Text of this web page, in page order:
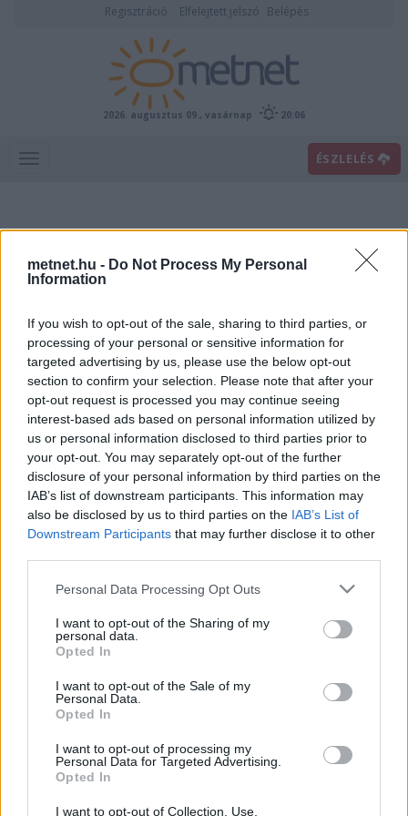
metnet.hu - Do Not Process My Personal
Information
If you wish to opt-out of the sale, sharing to third parties, or
processing of your personal or sensitive information for
targeted advertising by us, please use the below opt-out
section to confirm your selection. Please note that after your
opt-out request is processed you may continue seeing
interest-based ads based on personal information utilized by
us or personal information disclosed to third parties prior to
your opt-out. You may separately opt-out of the further
disclosure of your personal information by third parties on the
IAB’s list of downstream participants. This information may
also be disclosed by us to third parties on the IAB’s List of
Downstream Participants that may further disclose it to other
Please note that this website/app uses one or more Google
not limited to your visit or usage behaviour. You may click to
grant or deny consent to Google and its third-party tags to
use your data for below specified purposes in below Google
consent section.
Personal Data Processing Opt Outs
I want to opt-out of the Sharing of my
personal data.
Opted In
I want to opt-out of the Sale of my
Personal Data.
Opted In
I want to opt-out of processing my
Personal Data for Targeted Advertising.
Opted In
I want to opt-out of Collection, Use,
Regisztráció Elfelejtett jelszó Belépés
2026. augusztus 09., vasárnap 20:06
ÉSZLELÉS
Sok napsütés, kedden tetőző forrósággal
2026. augusztus 09., vasárnap 10:05 |
Kedd
DÉLELÖTT
és
24 °C
és
39 °C
Szerda
12 °C
és
22 °C
és
35 °C
Csütörtök
és
17 °C
27 °C
és
Péntek
és
17 °C
Szombat
és
18 °C
A következő öt nap jellemzése
Kedden derült, napos reggel után délután csak kevés
jelenhet meg az égen. A hajnali minimumok 15 és 24 fok
között alakulnak, majd délutánra 32 és 39 fok közé emelkedik